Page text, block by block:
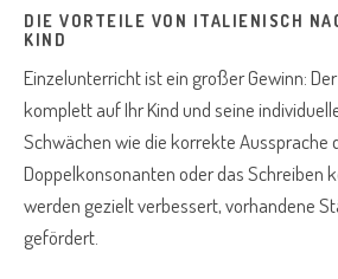
DIE VORTEILE VON ITALIENISCH
KIND
Einzelunterricht ist ein großer Gewinn:
komplett auf Ihr Kind und seine
Schwächen wie die korrekte Aussprache
Doppelkonsonanten oder das Schreiben
werden gezielt verbessert, vorhandene
gefördert.